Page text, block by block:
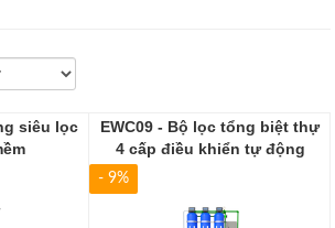
siêu lọc
EWC09 - Bộ lọc tổng biệt thự
4 cấp điều khiển tự động
- 9%